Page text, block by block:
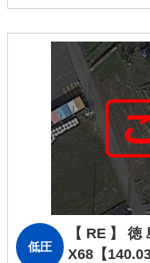
低圧
【RE】
X68【